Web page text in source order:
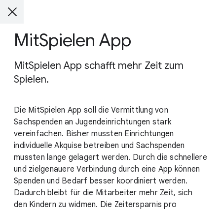
MitSpielen App
MitSpielen App schafft mehr Zeit zum
Spielen.
Die MitSpielen App soll die Vermittlung von
Sachspenden an Jugendeinrichtungen stark
vereinfachen. Bisher mussten Einrichtungen
individuelle Akquise betreiben und Sachspenden
mussten lange gelagert werden. Durch die schnellere
und zielgenauere Verbindung durch eine App können
Spenden und Bedarf besser koordiniert werden.
Dadurch bleibt für die Mitarbeiter mehr Zeit, sich
den Kindern zu widmen. Die Zeitersparnis pro